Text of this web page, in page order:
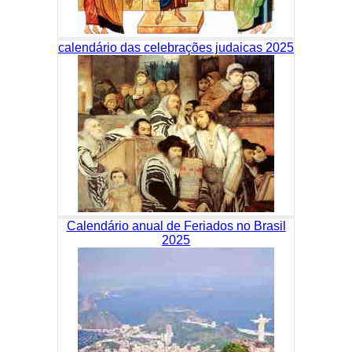
calendário das celebrações judaicas 2025
Calendário anual de Feriados no Brasil
2025